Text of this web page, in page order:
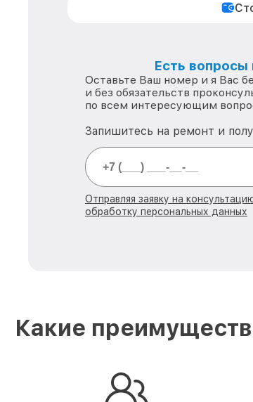
Есть вопросы
Оставьте Ваш номер и я Вас
и без обязательств
по всем интересующим
Запишитесь на ремонт и
Отправляя заявку на
обработку персональных данных
Какие